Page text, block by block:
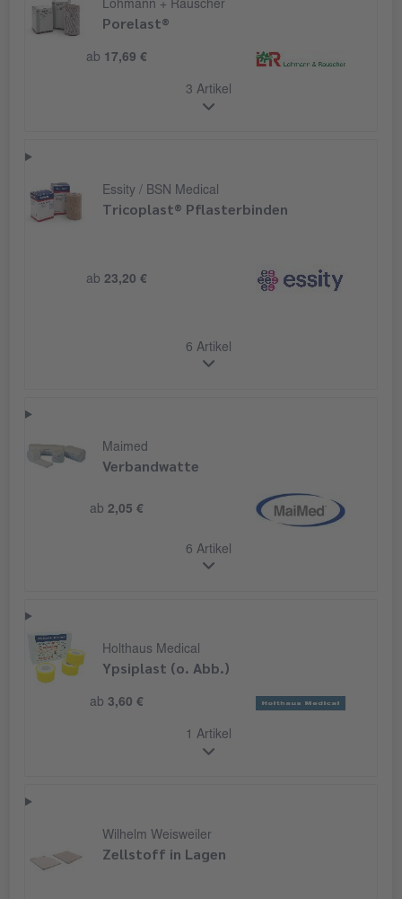
Lohmann + Rauscher
Porelast®
ab 17,69 €
3 Artikel
Essity / BSN Medical
Tricoplast® Pflasterbinden
ab 23,20 €
6 Artikel
Maimed
Verbandwatte
ab 2,05 €
6 Artikel
Holthaus Medical
Ypsiplast (o. Abb.)
ab 3,60 €
1 Artikel
Wilhelm Weisweiler
Zellstoff in Lagen